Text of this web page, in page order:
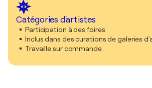
Catégories d'artistes
Participation à des foires
Inclus dans des curations de galeries
Travaille sur commande